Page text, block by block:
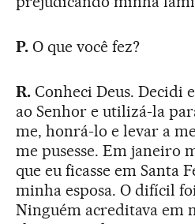
P.O que você fez?
R. Conheci Deus. Decidi
ao Senhor e utilizá-la
me, honrá-lo e levar a
me pusesse. Em janeiro
que eu ficasse em Santa
minha esposa. O difícil
Ninguém acreditava em